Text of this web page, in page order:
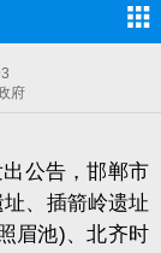
府
公告，邯郸市
、插箭岭遗址
眉池)、北齐时